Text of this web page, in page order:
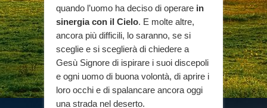
quando l’uomo ha deciso di operare in
sinergia con il Cielo. E molte altre,
ancora più difficili, lo saranno, se si
sceglie e si sceglierà di chiedere a
Gesù Signore di ispirare i suoi discepoli
e ogni uomo di buona volontà, di aprire i
loro occhi e di spalancare ancora oggi
una strada nel deserto.